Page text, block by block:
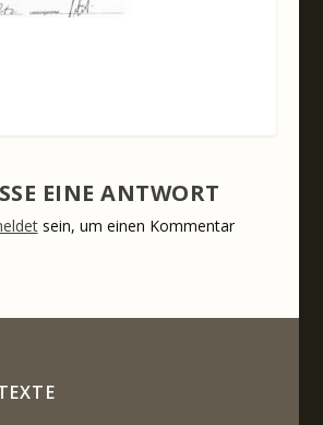
EINE ANTWORT
sein, um einen Kommentar